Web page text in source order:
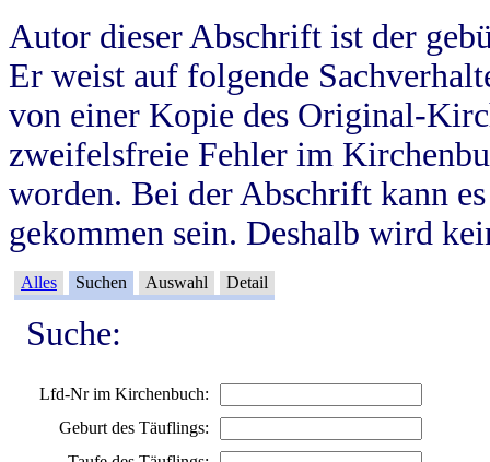
Autor dieser Abschrift ist der
Er weist auf folgende
von einer Kopie des Original-
zweifelsfreie Fehler im
worden. Bei der Abschrift kann
gekommen sein. Deshalb wird
Alles Suchen Auswahl Detail
Suche:
Lfd-Nr im Kirchenbuch:
Geburt des Täuflings: